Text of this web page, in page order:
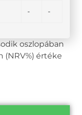
- -
oszlopában
(NRV%) értéke